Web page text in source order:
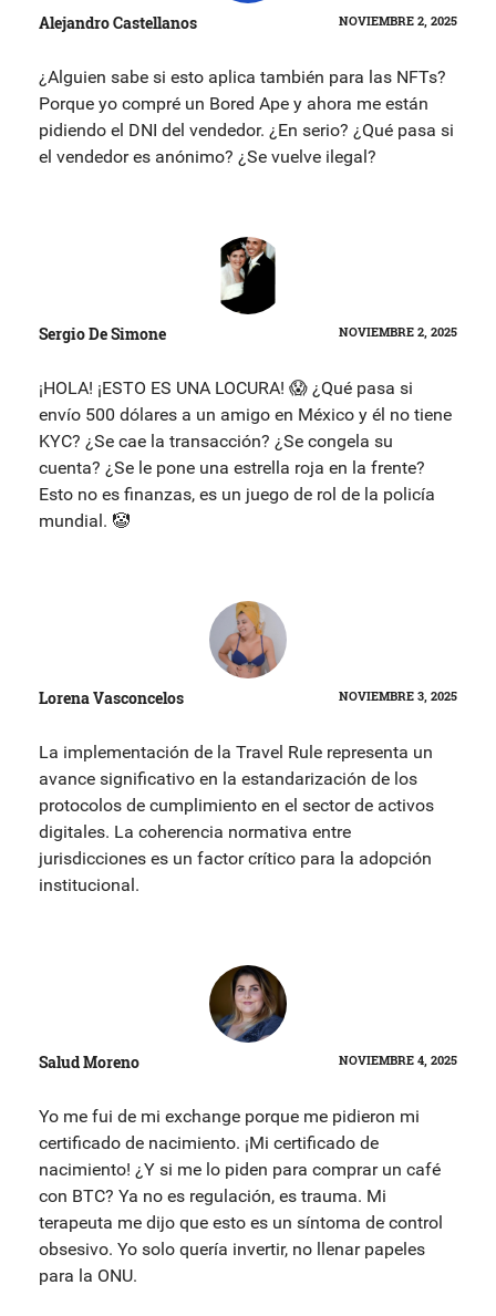
Alejandro Castellanos NOVIEMBRE 2, 2025
¿Alguien sabe si esto aplica también para las NFTs?
Porque yo compré un Bored Ape y ahora me están
pidiendo el DNI del vendedor. ¿En serio? ¿Qué pasa si
el vendedor es anónimo? ¿Se vuelve ilegal?
Sergio De Simone NOVIEMBRE 2, 2025
¡HOLA! ¡ESTO ES UNA LOCURA! 😱 ¿Qué pasa si
envío 500 dólares a un amigo en México y él no tiene
KYC? ¿Se cae la transacción? ¿Se congela su
cuenta? ¿Se le pone una estrella roja en la frente?
Esto no es finanzas, es un juego de rol de la policía
mundial. 🤡
Lorena Vasconcelos NOVIEMBRE 3, 2025
La implementación de la Travel Rule representa un
avance significativo en la estandarización de los
protocolos de cumplimiento en el sector de activos
digitales. La coherencia normativa entre
jurisdicciones es un factor crítico para la adopción
institucional.
Salud Moreno NOVIEMBRE 4, 2025
Yo me fui de mi exchange porque me pidieron mi
certificado de nacimiento. ¡Mi certificado de
nacimiento! ¿Y si me lo piden para comprar un café
con BTC? Ya no es regulación, es trauma. Mi
terapeuta me dijo que esto es un síntoma de control
obsesivo. Yo solo quería invertir, no llenar papeles
para la ONU.